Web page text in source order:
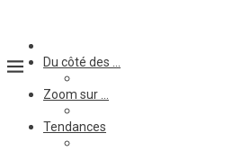
Du côté des …
Zoom sur …
Tendances